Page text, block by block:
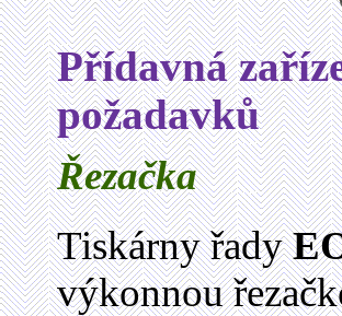
Přídavná
požadavků
Řezačka
Tiskárny řady
výkonnou